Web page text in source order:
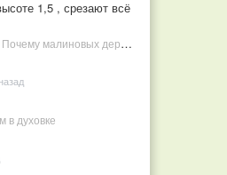
1,5 , срезают всё
Товарищи, это РАЗВОД! Почему малиновых деревьев не бывает, или Как ушлые продавцы наживаются на мечтах садоводов
в духовке